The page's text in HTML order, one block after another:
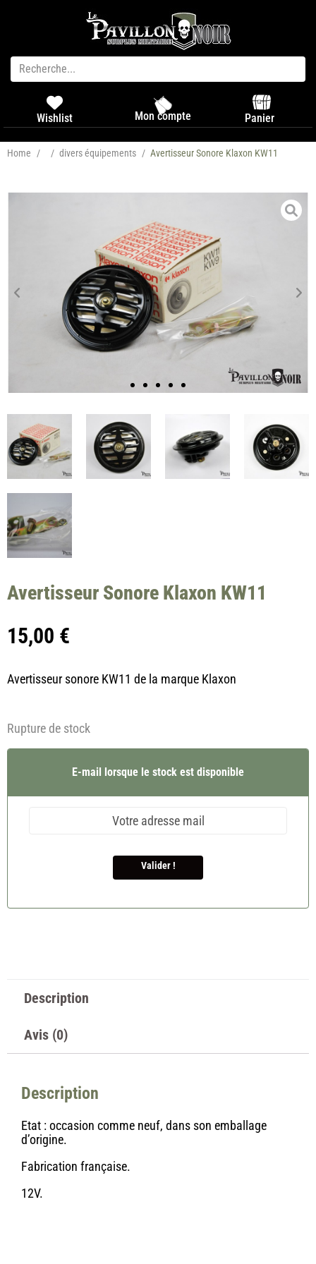
Wishlist Mon compte Panier
Home / / divers équipements / Avertisseur Sonore Klaxon KW11
Avertisseur Sonore Klaxon KW11
15,00 €
Avertisseur sonore KW11 de la marque Klaxon
Rupture de stock
E-mail lorsque le stock est disponible
Valider !
Description
Avis (0)
Description
Etat : occasion comme neuf, dans son emballage
d’origine.
Fabrication française.
12V.